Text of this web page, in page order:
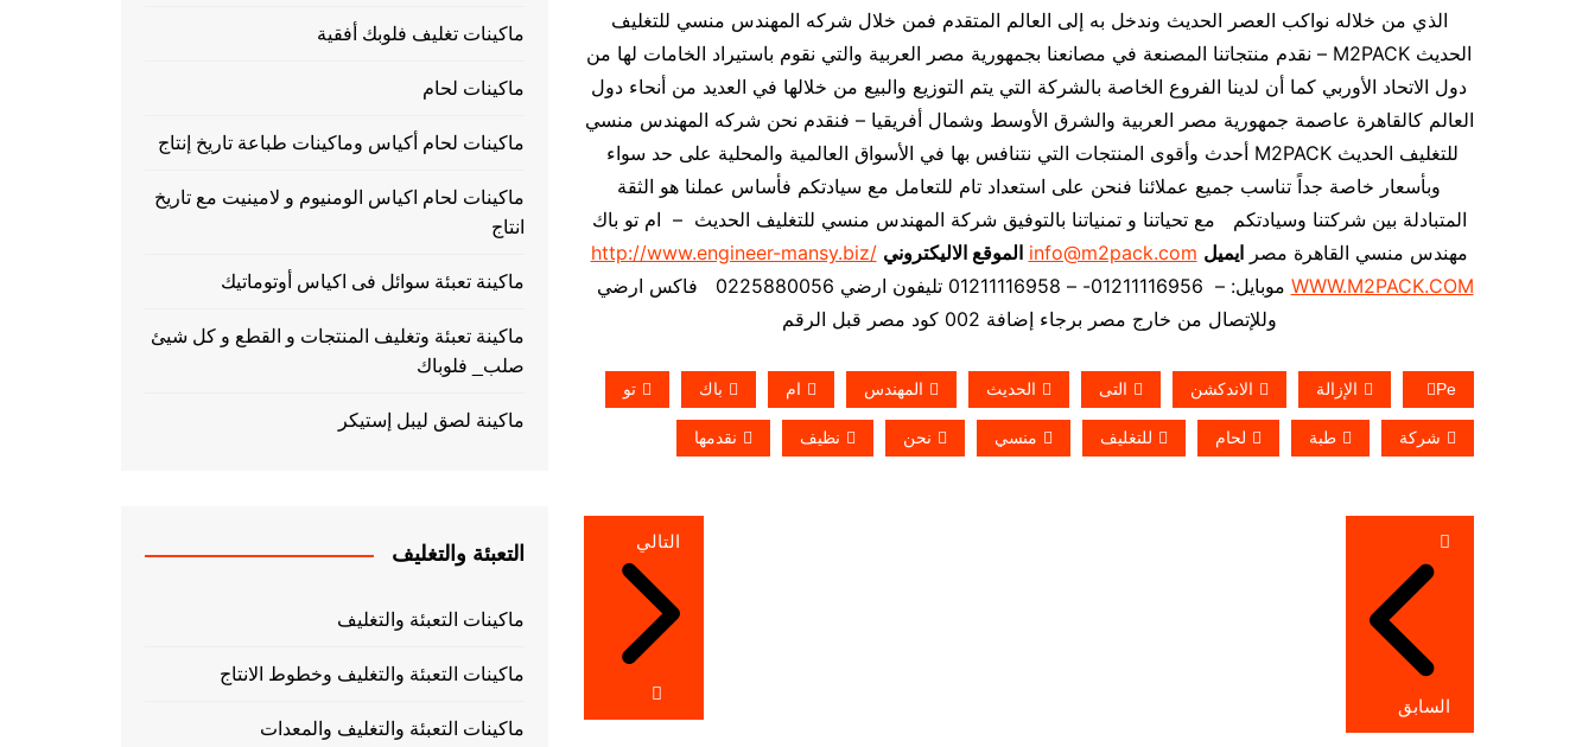
الذي من خلاله نواكب العصر الحديث وندخل به إلى العالم المتقدم فمن خلال شركه المهندس منسي للتغليف
الحديث M2PACK – نقدم منتجاتنا المصنعة في مصانعنا بجمهورية مصر العربية والتي نقوم باستيراد الخامات لها من
دول الاتحاد الأوربي كما أن لدينا الفروع الخاصة بالشركة التي يتم التوزيع والبيع من خلالها في العديد من أنحاء دول
العالم كالقاهرة عاصمة جمهورية مصر العربية والشرق الأوسط وشمال أفريقيا – فنقدم نحن شركه المهندس منسي
للتغليف الحديث M2PACK أحدث وأقوى المنتجات التي نتنافس بها في الأسواق العالمية والمحلية على حد سواء
وبأسعار خاصة جداً تناسب جميع عملائنا فنحن على استعداد تام للتعامل مع سيادتكم فأساس عملنا هو الثقة
المتبادلة بين شركتنا وسيادتكم مع تحياتنا و تمنياتنا بالتوفيق شركة المهندس منسي للتغليف الحديث – ام تو باك
مهندس منسي القاهرة مصرايميل info@m2pack.com الموقع الاليكتروني http://www.engineer-mansy.biz/
WWW.M2PACK.COM موبايل: – 01211116956- – 01211116958 تليفون ارضي 0225880056 فاكس ارضي
وللإتصال من خارج مصر برجاء إضافة 002 كود مصر قبل الرقم
Pe الإزالة الاندكشن التى الحديث المهندس ام باك تو
شركة طبة لحام للتغليف منسي نحن نظيف نقدمها
تصفّح
المقالات
السابق
التالي
ماكينات تغليف فلوبك أفقية
ماكينات لحام
ماكينات لحام أكياس وماكينات طباعة تاريخ إنتاج
ماكينات لحام اكياس الومنيوم و لامينيت مع تاريخ
انتاج
ماكينة تعبئة سوائل فى اكياس أوتوماتيك
ماكينة تعبئة وتغليف المنتجات و القطع و كل شيئ
صلب_ فلوباك
ماكينة لصق ليبل إستيكر
التعبئة والتغليف
ماكينات التعبئة والتغليف
ماكينات التعبئة والتغليف وخطوط الانتاج
ماكينات التعبئة والتغليف والمعدات